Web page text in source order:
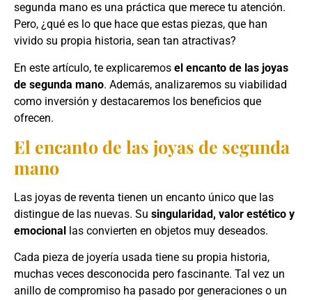
segunda mano es una práctica que merece tu atención.
Pero, ¿qué es lo que hace que estas piezas, que han
vivido su propia historia, sean tan atractivas?
En este artículo, te explicaremos el encanto de las joyas
de segunda mano. Además, analizaremos su viabilidad
como inversión y destacaremos los beneficios que
ofrecen.
El encanto de las joyas de segunda
mano
Las joyas de reventa tienen un encanto único que las
distingue de las nuevas. Su singularidad, valor estético y
emocional las convierten en objetos muy deseados.
Cada pieza de joyería usada tiene su propia historia,
muchas veces desconocida pero fascinante. Tal vez un
anillo de compromiso ha pasado por generaciones o un